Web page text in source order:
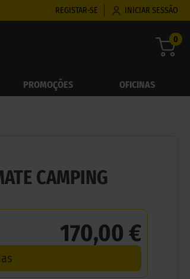
REGISTAR-SE INICIAR SESSÃO
0
PROMOÇÕES OFICINAS
CAMPING
170,00 €